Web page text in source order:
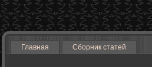
Главная Сборник статей